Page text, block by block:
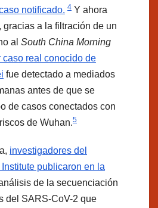
notificado. 4 Y ahora
gracias a la filtración de un
al South China Morning
caso real conocido de
fue detectado a mediados
antes de que se
de casos conectados con
de Wuhan.5
investigadores del
publicaron en la
de la secuenciación
del SARS-CoV-2 que